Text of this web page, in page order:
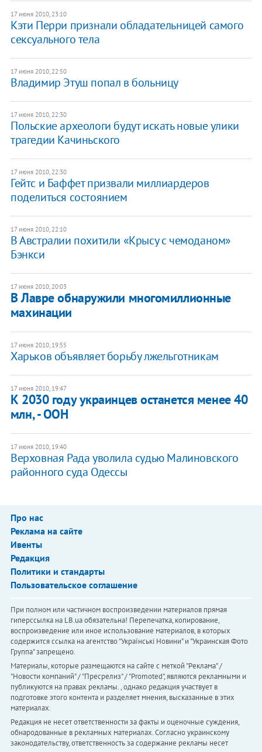
17 июня 2010, 23:10
Кэти Перри признали обладательницей самого
сексуального тела
17 июня 2010, 22:50
Владимир Этуш попал в больницу
17 июня 2010, 22:30
Польские археологи будут искать новые улики
трагедии Качиньского
17 июня 2010, 22:30
Гейтс и Баффет призвали миллиардеров
поделиться состоянием
17 июня 2010, 22:10
В Австралии похитили «Крысу с чемоданом»
Бэнкси
17 июня 2010, 20:03
В Лавре обнаружили многомиллионные
махинации
17 июня 2010, 19:55
Харьков объявляет борьбу лжельготникам
17 июня 2010, 19:47
К 2030 году украинцев останется менее 40
млн, - ООН
17 июня 2010, 19:40
Верховная Рада уволила судью Малиновского
районного суда Одессы
Про нас
Реклама на сайте
Ивенты
Редакция
Политики и стандарты
Пользовательское соглашение
При полном или частичном воспроизведении материалов прямая
гиперссылка на LB.ua обязательна! Перепечатка, копирование,
воспроизведение или иное использование материалов, в которых
содержится ссылка на агентство "Українськi Новини" и "Украинская Фото
Группа" запрещено.
Материалы, которые размещаются на сайте с меткой "Реклама" /
"Новости компаний" / "Пресрелиз" / "Promoted", являются рекламными и
публикуются на правах рекламы. , однако редакция участвует в
подготовке этого контента и разделяет мнения, высказанные в этих
материалах.
Редакция не несет ответственности за факты и оценочные суждения,
обнародованные в рекламных материалах. Согласно украинскому
законодательству, ответственность за содержание рекламы несет